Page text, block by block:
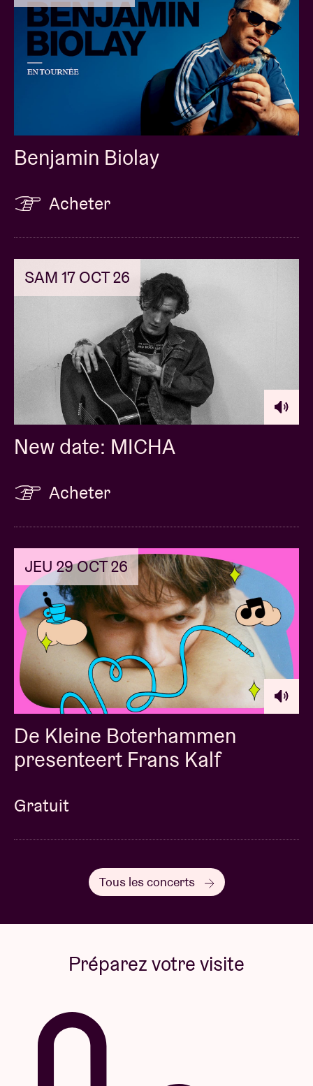
Benjamin Biolay
Acheter
SAM 17 OCT 26
New date: MICHA
Acheter
JEU 29 OCT 26
De Kleine Boterhammen
presenteert Frans Kalf
Gratuit
Tous les concerts
Préparez votre visite